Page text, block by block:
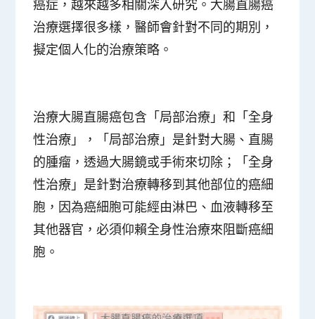
癌症，越來越多相關深入研究。大腸直腸癌
治療選擇很多樣，醫師會針對不同的期別，
擬定個人化的治療策略。
治療大腸直腸癌包含「局部治療」和「全身
性治療」，「局部治療」是針對大腸、直腸
的腫瘤，透過大腸鏡或手術來切除；「全身
性治療」是針對治療轉移到其他部位的癌細
胞，因為癌細胞可能經由淋巴、血液轉移至
其他器官，必須仰賴全身性治療來阻斷癌細
胞。